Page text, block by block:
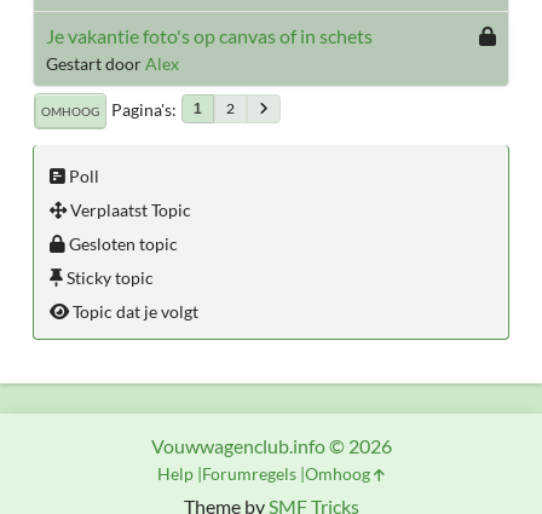
Je vakantie foto's op canvas of in schets
Gestart doorAlex
OMHOOG Pagina's 1 2
Poll
Verplaatst Topic
Gesloten topic
Sticky topic
Topic dat je volgt
Theme bySMF Tricks
Vouwwagenclub.info © 2026
Help Forumregels Omhoog